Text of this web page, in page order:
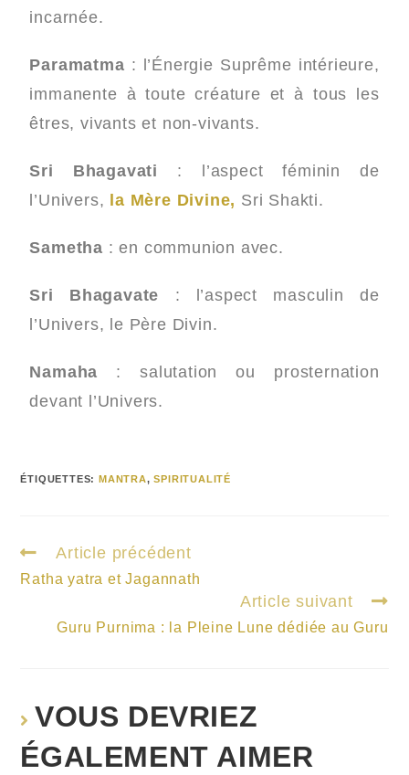
incarnée.
Paramatma : l’Énergie Suprême intérieure,
immanente à toute créature et à tous les
êtres, vivants et non-vivants.
Sri Bhagavati
: l’aspect féminin de
l’Univers,
la Mère Divine, Sri Shakti.
Sametha : en communion avec.
Sri Bhagavate : l’aspect masculin de
l’Univers, le Père Divin.
Namaha : salutation ou prosternation
devant l’Univers.
ÉTIQUETTES:MANTRA, SPIRITUALITÉ
Article précédent
Ratha yatra et Jagannath
Article suivant
Guru Purnima : la Pleine Lune dédiée au Guru
VOUS DEVRIEZ
ÉGALEMENT AIMER